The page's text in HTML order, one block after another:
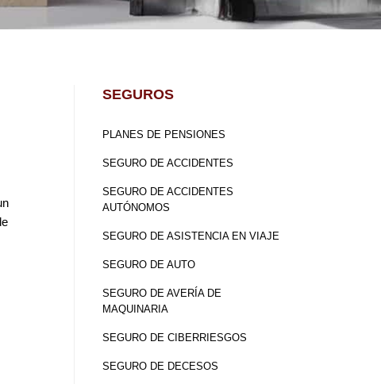
SEGUROS
PLANES DE PENSIONES
SEGURO DE ACCIDENTES
SEGURO DE ACCIDENTES
AUTÓNOMOS
SEGURO DE ASISTENCIA EN VIAJE
SEGURO DE AUTO
SEGURO DE AVERÍA DE
MAQUINARIA
SEGURO DE CIBERRIESGOS
SEGURO DE DECESOS